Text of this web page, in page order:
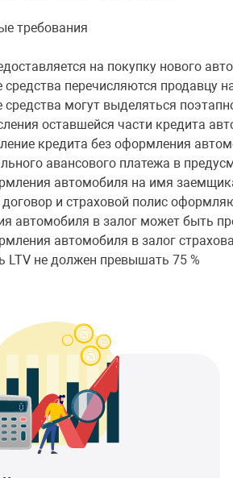
требования
на покупку нового
средства перечисляются продавцу
средства могут выделяться
оставшейся части кредита
кредита без оформления
авансового платежа в
автомобиля на имя
договор и страховой полис
автомобиля в залог может быть
автомобиля в залог
LTV не должен превышать 75 %